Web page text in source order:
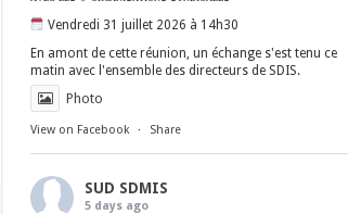
Vendredi 31 juillet 2026 à 14h30
En amont de cette réunion, un échange s'est tenu ce
matin avec l'ensemble des directeurs de SDIS.
Photo
View on Facebook · Share
SUD SDMIS
5 days ago